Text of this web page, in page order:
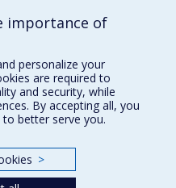
importance of
personalize your
are required to
and security, while
By accepting all, you
better serve you.
>